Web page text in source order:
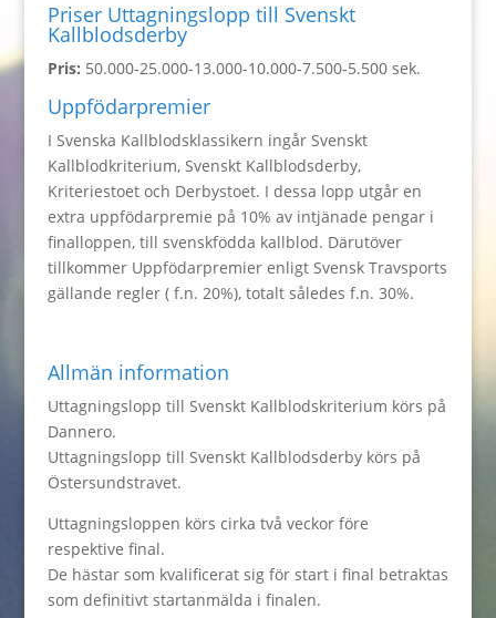
Priser Uttagningslopp till Svenskt
Kallblodsderby
Pris: 50.000-25.000-13.000-10.000-7.500-5.500 sek.
Uppfödarpremier
I Svenska Kallblodsklassikern ingår Svenskt
Kallblodkriterium, Svenskt Kallblodsderby,
Kriteriestoet och Derbystoet. I dessa lopp utgår en
extra uppfödarpremie på 10% av intjänade pengar i
finalloppen, till svenskfödda kallblod. Därutöver
tillkommer Uppfödarpremier enligt Svensk Travsports
gällande regler ( f.n. 20%), totalt således f.n. 30%.
Allmän information
Uttagningslopp till Svenskt Kallblodskriterium körs på
Dannero.
Uttagningslopp till Svenskt Kallblodsderby körs på
Östersundstravet.
Uttagningsloppen körs cirka två veckor före
respektive final.
De hästar som kvalificerat sig för start i final betraktas
som definitivt startanmälda i finalen.